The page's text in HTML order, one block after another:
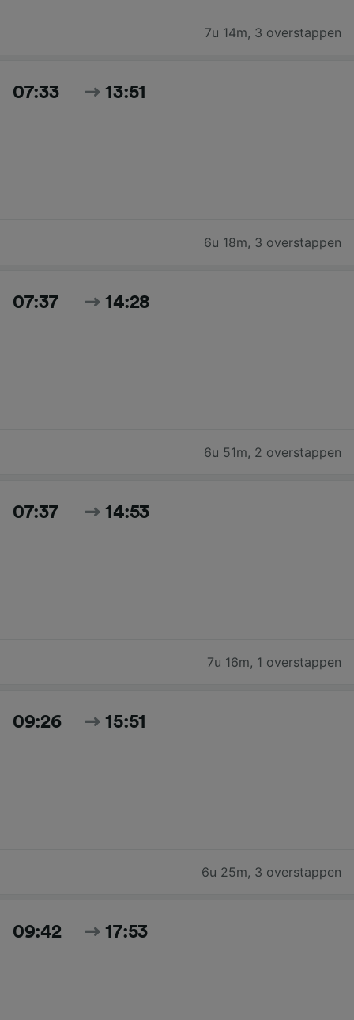
7u 14m, 3 overstappen
07:33 13:51
6u 18m, 3 overstappen
07:37 14:28
6u 51m, 2 overstappen
07:37 14:53
7u 16m, 1 overstappen
09:26 15:51
6u 25m, 3 overstappen
09:42 17:53